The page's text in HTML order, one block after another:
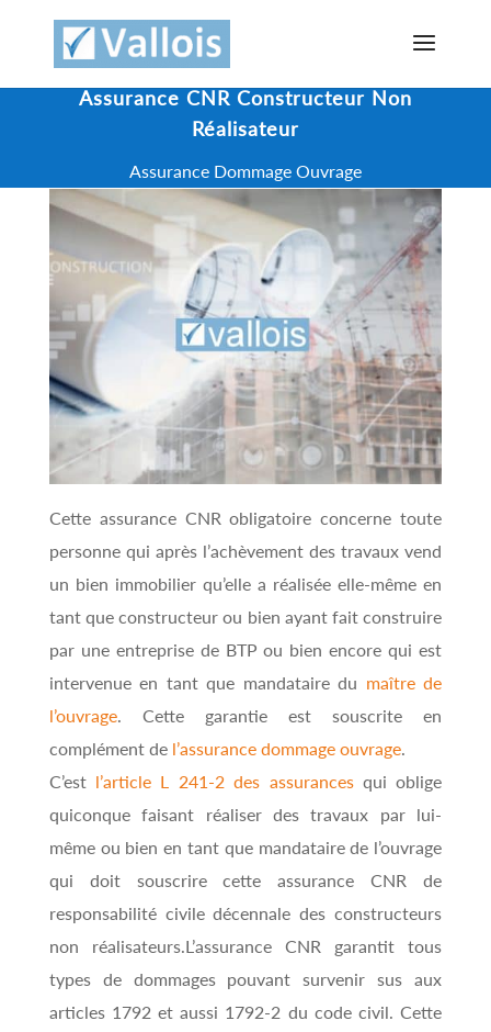
Assurance CNR Constructeur Non
Réalisateur
Assurance Dommage Ouvrage
Cette assurance CNR obligatoire concerne toute
personne qui après l’achèvement des travaux vend
un bien immobilier qu’elle a réalisée elle-même en
tant que constructeur ou bien ayant fait construire
par une entreprise de BTP ou bien encore qui est
intervenue en tant que mandataire du maître de
l’ouvrage. Cette garantie est souscrite en
complément de l’assurance dommage ouvrage.
C’est l’article L 241-2 des assurancesqui oblige
quiconque faisant réaliser des travaux par lui-
même ou bien en tant que mandataire de l’ouvrage
qui doit souscrire cette assurance CNR de
responsabilité civile décennale des constructeurs
non réalisateurs.L’assurance CNR garantit tous
types de dommages pouvant survenir sus aux
articles 1792 et aussi 1792-2 du code civil. Cette